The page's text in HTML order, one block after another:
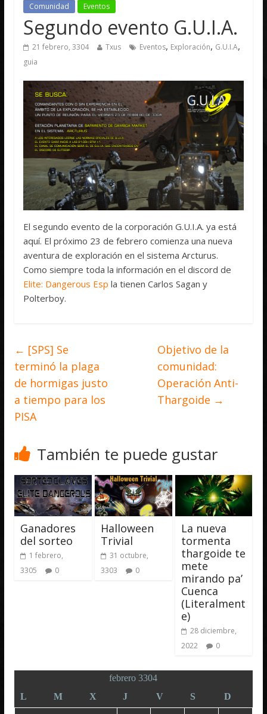
Comunidad Eventos
Segundo evento G.U.I.A.
21 febrero, 3304 Txus Eventos, Exploración, G.U.I.A,
guia
El segundo evento de la corporación G.U.I.A. ya está
aquí. El próximo 23 de febrero comienza una nueva
aventura de exploración en el sistema Arcturus.
Como siempre toda la información en el discord de
Elite: Dangerous Esp la tienen Carlos Sagan y
Polterboy.
← [SPS] Se
terminó la plaga
de hormigas justo
a tiempo para los
PISA
Objetivo de la
comunidad:
Operación Anti-
Thargoide →
También te puede gustar
Ganadores
del sorteo
1 febrero,
3305
0
Halloween
Trivial
31 octubre,
3303
0
La nueva
tormenta
thargoide te
mete
mirando pa’
Cuenca
(Literalment
e)
28 diciembre,
2022
0
febrero 3304
L
M X J V S D